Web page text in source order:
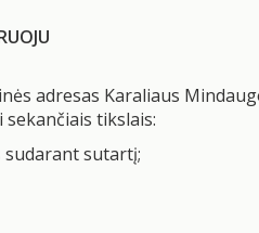
adresas Karaliaus
tikslais:
sudarant sutartį;